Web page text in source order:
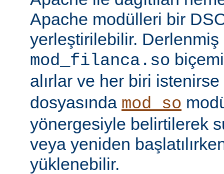
Apache modülleri bir
yerleştirilebilir.
mod_filanca.so
alırlar ve her biri istenirse
dosyasında mod_so
yönergesiyle belirtilerek
veya yeniden
yüklenebilir.